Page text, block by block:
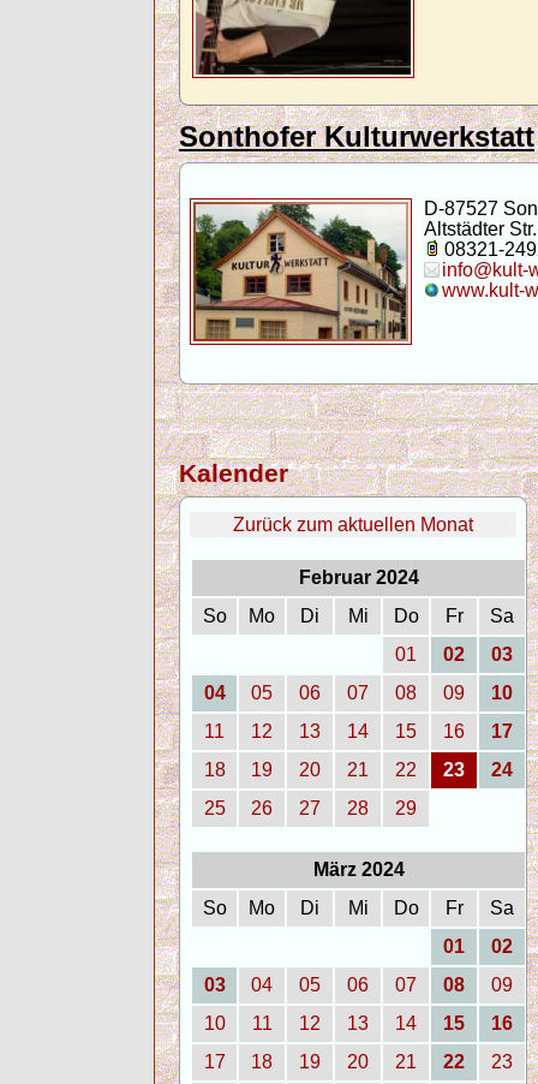
Sonthofer Kulturwerkstatt
D-87527
Altstädter
08321-
info@kult-
www.kult-
Kalender
Zurück zum aktuellen Monat
Februar 2024
So
Mo Di Mi Do Fr
Sa
01
02
03
04
05 06 07 08 09
10
11
12 13 14 15 16
17
18
19 20 21 22 23
24
25
26 27 28 29
März 2024
So
Mo Di Mi Do Fr
Sa
01
02
03
04 05 06 07 08
09
10
11 12 13 14 15
16
17
18 19 20 21 22
23